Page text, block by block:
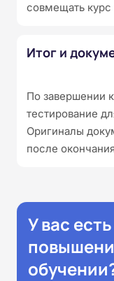
совмещать курс
Итог и
По завершении
тестирование
Оригиналы
после
У вас